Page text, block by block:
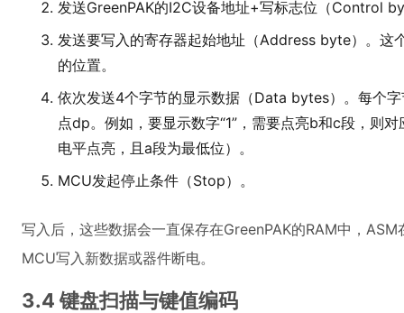
发送GreenPAK的I2C设备地址+写标志位（Control
发送要写入的寄存器起始地址（Address byte）。这
的位置。
依次发送4个字节的显示数据（Data bytes）。每个
点dp。例如，要显示数字“1”，需要点亮b和c段，则
电平点亮，且a段为最低位）。
MCU发起停止条件（Stop）。
写入后，这些数据会一直保存在GreenPAK的RAM中，
MCU写入新数据或器件断电。
3.4 键盘扫描与键值编码